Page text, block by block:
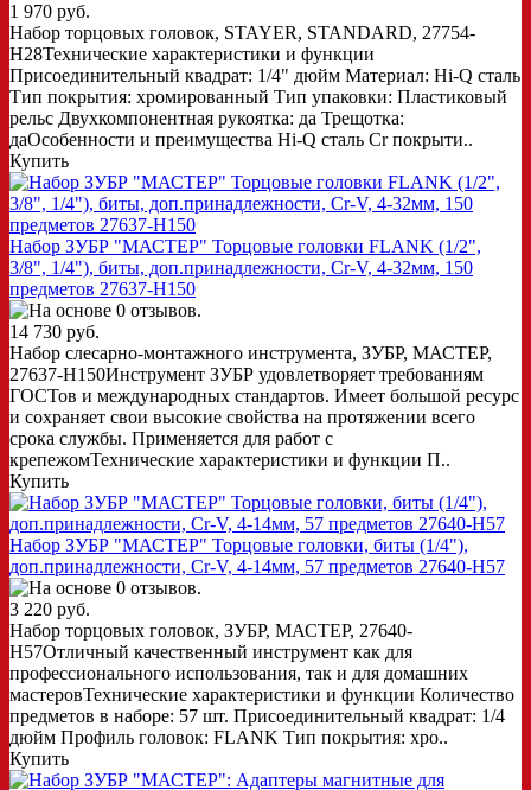
1 970 руб.
Набор торцовых головок, STAYER, STANDARD, 27754-
H28Технические характеристики и функции
Присоединительный квадрат: 1/4" дюйм Материал: Hi-Q сталь
Тип покрытия: хромированный Тип упаковки: Пластиковый
рельс Двухкомпонентная рукоятка: да Трещотка:
даОсобенности и преимущества Hi-Q сталь Cr покрыти..
Купить
Набор ЗУБР "МАСТЕР" Торцовые головки FLANK (1/2",
3/8", 1/4"), биты, доп.принадлежности, Cr-V, 4-32мм, 150
предметов 27637-H150
14 730 руб.
Набор слесарно-монтажного инструмента, ЗУБР, МАСТЕР,
27637-H150Инструмент ЗУБР удовлетворяет требованиям
ГОСТов и международных стандартов. Имеет большой ресурс
и сохраняет свои высокие свойства на протяжении всего
срока службы. Применяется для работ с
крепежомТехнические характеристики и функции П..
Купить
Набор ЗУБР "МАСТЕР" Торцовые головки, биты (1/4"),
доп.принадлежности, Cr-V, 4-14мм, 57 предметов 27640-H57
3 220 руб.
Набор торцовых головок, ЗУБР, МАСТЕР, 27640-
H57Отличный качественный инструмент как для
профессионального использования, так и для домашних
мастеровТехнические характеристики и функции Количество
предметов в наборе: 57 шт. Присоединительный квадрат: 1/4
дюйм Профиль головок: FLANK Тип покрытия: хро..
Купить